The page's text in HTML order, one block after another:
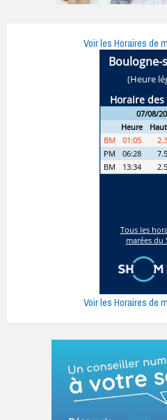
Voir les Horaires de
Voir les Horaires de